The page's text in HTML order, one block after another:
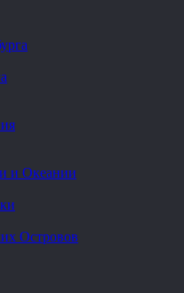
и Океании
Островов